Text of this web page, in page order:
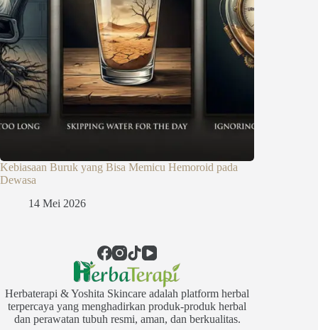
Kebiasaan Buruk yang Bisa Memicu Hemoroid pada
Dewasa
14 Mei 2026
Herbaterapi & Yoshita Skincare adalah platform herbal
terpercaya yang menghadirkan produk-produk herbal
dan perawatan tubuh resmi, aman, dan berkualitas.